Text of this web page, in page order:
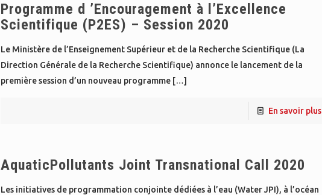
Programme d ’Encouragement à l’Excellence
Scientifique (P2ES) – Session 2020
Le Ministère de l’Enseignement Supérieur et de la Recherche Scientifique (La
Direction Générale de la Recherche Scientifique) annonce le lancement de la
première session d’un nouveau programme[…]
En savoir plus
AquaticPollutants Joint Transnational Call 2020
Les initiatives de programmation conjointe dédiées à l’eau (Water JPI), à l’océan